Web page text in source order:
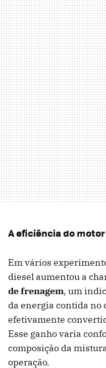
A eficiência do
Em vários
diesel aumentou a
de frenagem, um
da energia contida no
efetivamente
Esse ganho varia
composição da
operação.